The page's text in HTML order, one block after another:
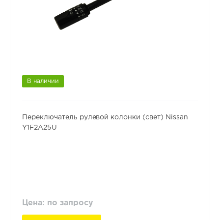
В наличии
Переключатель рулевой колонки (свет) Nissan
Y1F2A25U
Цена: по запросу